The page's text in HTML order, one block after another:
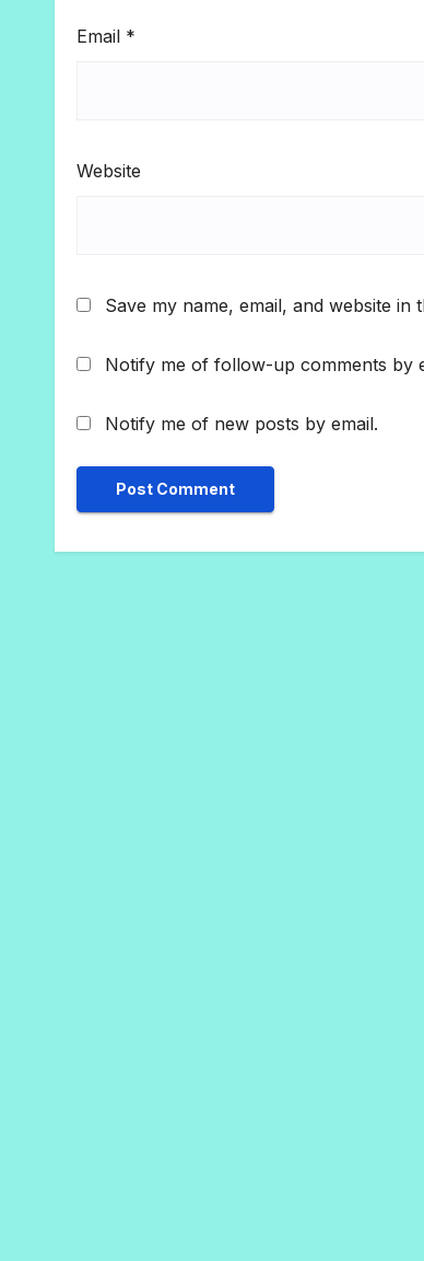
Email *
Website
Save my name, email, and website
Notify me of follow-up comments by
Notify me of new posts by email.